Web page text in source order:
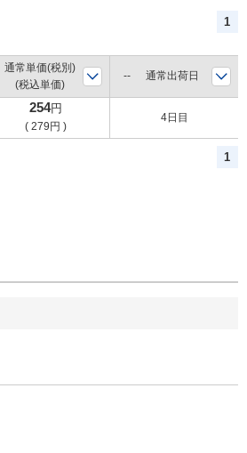
1
通常単価(税別)
(税込単価)
通常出荷日
254円
( 279円 )
4日目
1